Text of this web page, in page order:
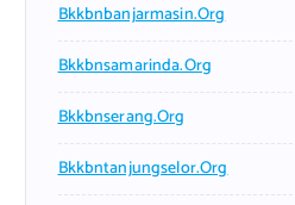
Bkkbnbanjarmasin.org
Bkkbnsamarinda.org
Bkkbnserang.org
Bkkbntanjungselor.org